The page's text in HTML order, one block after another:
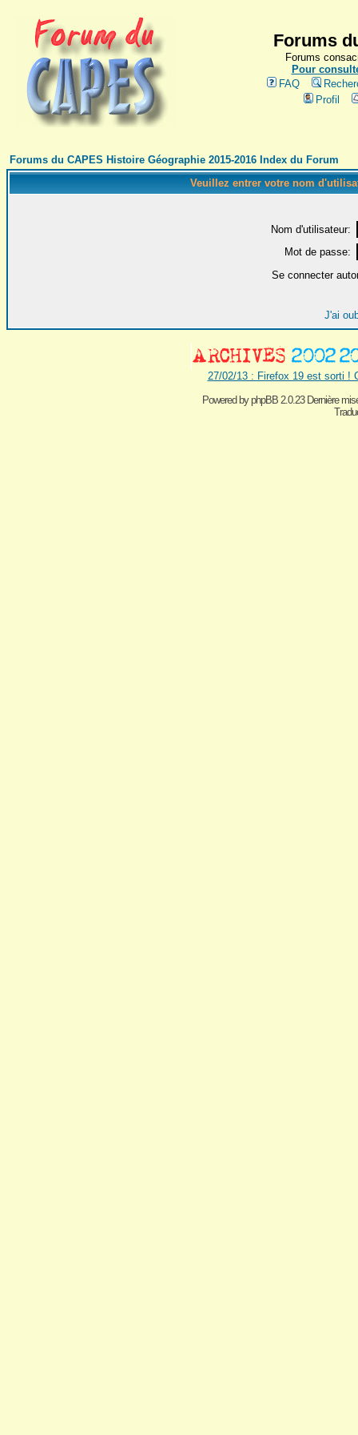
Forums
Forums
Pour
FAQ
Profil
Forums du CAPES Histoire Géographie 2015-2016 Index du Forum
Veuillez entrer votre nom
Nom d'utilisateur:
Mot de passe:
Se connecter
J'ai
27/02/13 : Firefox 19 est sorti !
Powered byphpBB 2.0.23 Dernière